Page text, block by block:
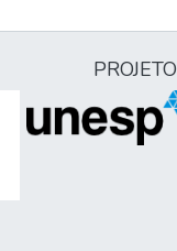
PROJETO